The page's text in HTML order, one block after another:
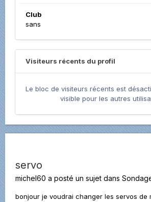
Club
sans
Visiteurs récents du profil
Le bloc de visiteurs récents est
visible pour les autres
servo
michel60 a posté un sujet dans
bonjour je voudrai changer les servos de